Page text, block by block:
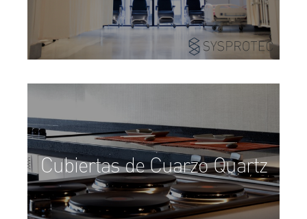
Cubiertas de Cuarzo Quartz